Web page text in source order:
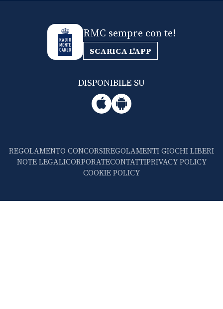
RMC sempre con te!
SCARICA L'APP
DISPONIBILE SU
REGOLAMENTO CONCORSIREGOLAMENTI GIOCHI LIBERI
NOTE LEGALICORPORATECONTATTIPRIVACY POLICY
COOKIE POLICY